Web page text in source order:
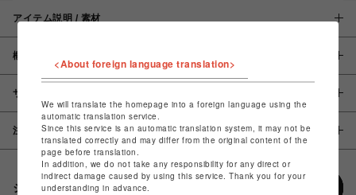
アイテム説明 / 素材
概要
サイズ
注意事項
シェアする
<About foreign language translation>
We will translate the homepage into a foreign language using the
automatic translation service.
Since this service is an automatic translation system, it may not be
translated correctly and may differ from the original content of the
page before translation.
In addition, we do not take any responsibility for any direct or
indirect damage caused by using this service. Thank you for your
understanding in advance.